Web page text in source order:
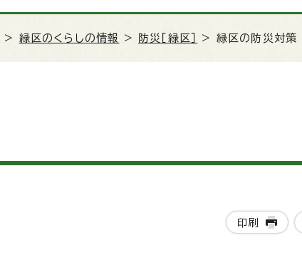
> 緑区のくらしの情報 > 防災［緑区］ > 緑区の防災対策
印刷